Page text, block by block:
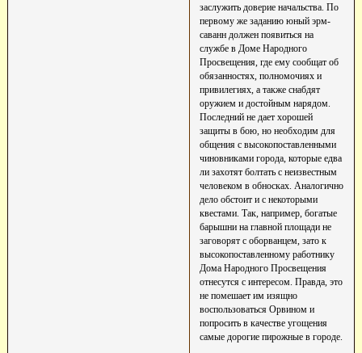
заслужить доверие начальства. По
первому же заданию юный эрм-
саванн должен появиться на
службе в Доме Народного
Просвещения, где ему сообщат об
обязанностях, полномочиях и
привилегиях, а также снабдят
оружием и достойным нарядом.
Последний не дает хорошей
защиты в бою, но необходим для
общения с высокопоставленными
чиновниками города, которые едва
ли захотят болтать с неизвестным
человеком в обносках. Аналогично
дело обстоит и с некоторыми
квестами. Так, например, богатые
барышни на главной площади не
заговорят с оборванцем, зато к
высокопоставленному работнику
Дома Народного Просвещения
отнесутся с интересом. Правда, это
не помешает им изящно
воспользоваться Орвином и
попросить в качестве угощения
самые дорогие пирожные в городе.